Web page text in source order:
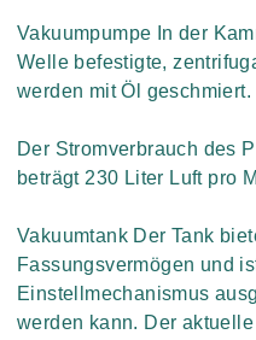
Vakuumpumpe In der
Welle befestigte,
werden mit Öl geschmiert.
Der Stromverbrauch des
beträgt 230 Liter Luft pro
Vakuumtank Der Tank
Fassungsvermögen und
Einstellmechanismus
werden kann. Der